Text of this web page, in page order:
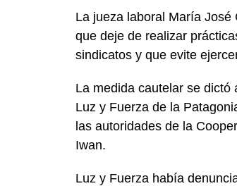
La jueza laboral María
que deje de realizar
sindicatos y que evite
La medida cautelar se
Luz y Fuerza de la
las autoridades de la
Iwan.
Luz y Fuerza había